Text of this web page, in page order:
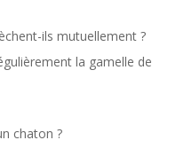
ils mutuellement ?
la gamelle de
chaton ?